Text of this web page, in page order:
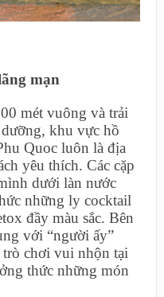
mạn
mét vuông và trải
khu vực hồ
Quoc luôn là địa
yêu thích. Các cặp
dưới làn nước
những ly cocktail
đầy màu sắc. Bên
với “người ấy”
chơi vui nhộn tại
thức những món